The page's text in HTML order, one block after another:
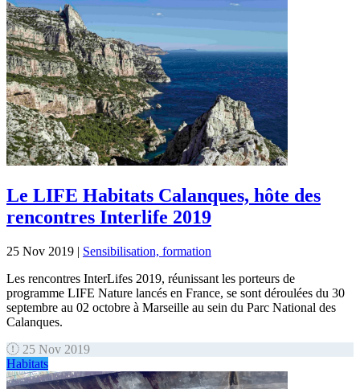
Le LIFE Habitats Calanques, hôte des
rencontres Interlife 2019
25 Nov 2019 | Sensibilisation, formation
Les rencontres InterLifes 2019, réunissant les porteurs de
programme LIFE Nature lancés en France, se sont déroulées du 30
septembre au 02 octobre à Marseille au sein du Parc National des
Calanques.
25 Nov 2019
Habitats